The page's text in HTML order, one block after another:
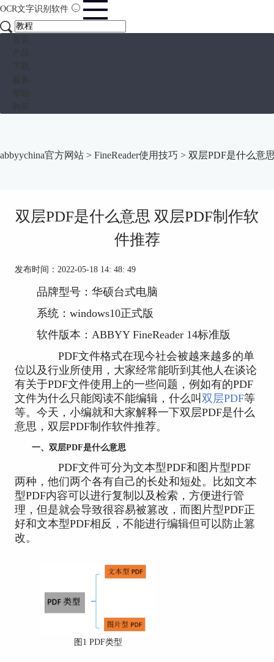
OCR文字识别软件
abbyychina官方网站 > FineReader使用技巧 > 双层PDF是什么意
双层PDF是什么意思 双层PDF制作软
件推荐
发布时间：2022-05-18 14: 48: 49
品牌型号：华硕台式电脑
系统：windows10正式版
软件版本：ABBYY FineReader 14标准版
PDF文件格式在现今社会被越来越多的单
位以及行业所使用，大家经常能听到其他人在谈论
有关于PDF文件使用上的一些问题，例如有的PDF
文件为什么只能阅读不能编辑，什么叫 双层PDF等
等。今天，小编就和大家解释一下双层PDF是什么
意思，双层PDF制作软件推荐。
一、双层PDF是什么意思
PDF文件可分为文本型PDF和图片型PDF
两种，他们两个各有自己的长处和短处。比如文本
型PDF内容可以进行复制以及检索，方便进行管
理，但是就会导致很容易被篡改，而图片型PDF正
好和文本型PDF相反，不能进行编辑但可以防止篡
改。
图1 PDF类型